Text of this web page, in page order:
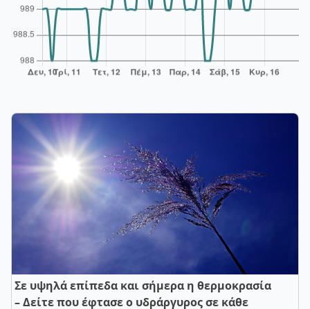
Σε υψηλά επίπεδα και σήμερα η θερμοκρασία
– Δείτε που έφτασε ο υδράργυρος σε κάθε